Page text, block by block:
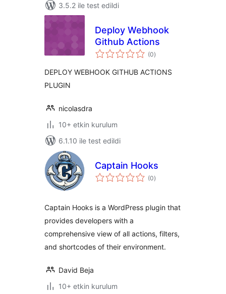
3.5.2 ile test edildi
Deploy Webhook
Github Actions
(0toplam
puan
)
DEPLOY WEBHOOK GITHUB ACTIONS
PLUGIN
nicolasdra
10+ etkin kurulum
6.1.10 ile test edildi
Captain Hooks
(0toplam
puan
)
Captain Hooks is a WordPress plugin that
provides developers with a
comprehensive view of all actions, filters,
and shortcodes of their environment.
David Beja
10+ etkin kurulum